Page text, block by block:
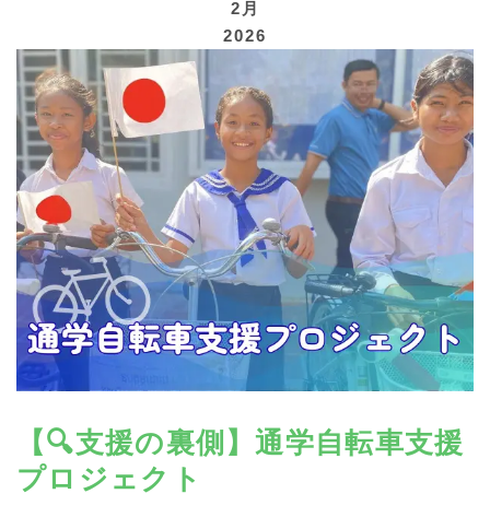
寄付する
2月
2026
【🔍支援の裏側】通学自転車支援
プロジェクト